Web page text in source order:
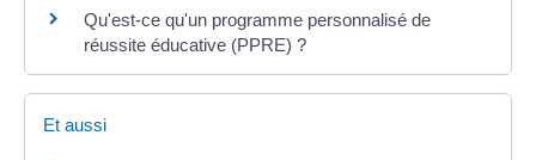
Qu'est-ce qu'un programme personnalisé de
réussite éducative (PPRE) ?
Et aussi